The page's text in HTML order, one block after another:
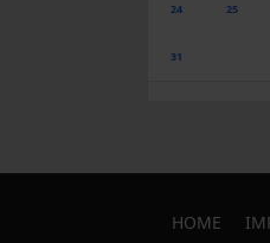
24 25
31
HOME